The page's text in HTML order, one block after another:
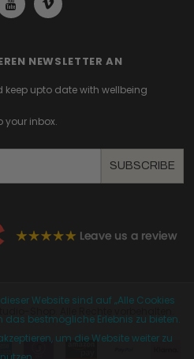
NEWSLETTER AN
keep upto date with wellbeing
your inbox.
SUBSCRIBE
Website sind auf „Alle Cookies
das bestmögliche Erlebnis zu bieten.
um die Website weiter zu